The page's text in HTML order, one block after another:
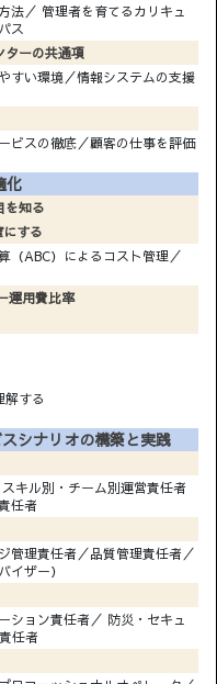
法／ 管理者を育てるカリキュ
ス
ーの共通項
すい環境／情報システムの支援
ビスの徹底／顧客の仕事を評価
化
知る
する
（ABC）によるコスト管理／
運用費比率
解する
シナリオの構築と実践
キル別・チーム別運営責任者
任者
管理責任者／品質管理責任者／
イザー）
ション責任者／ 防災・セキュ
任者